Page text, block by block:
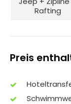
Rafting
Preis